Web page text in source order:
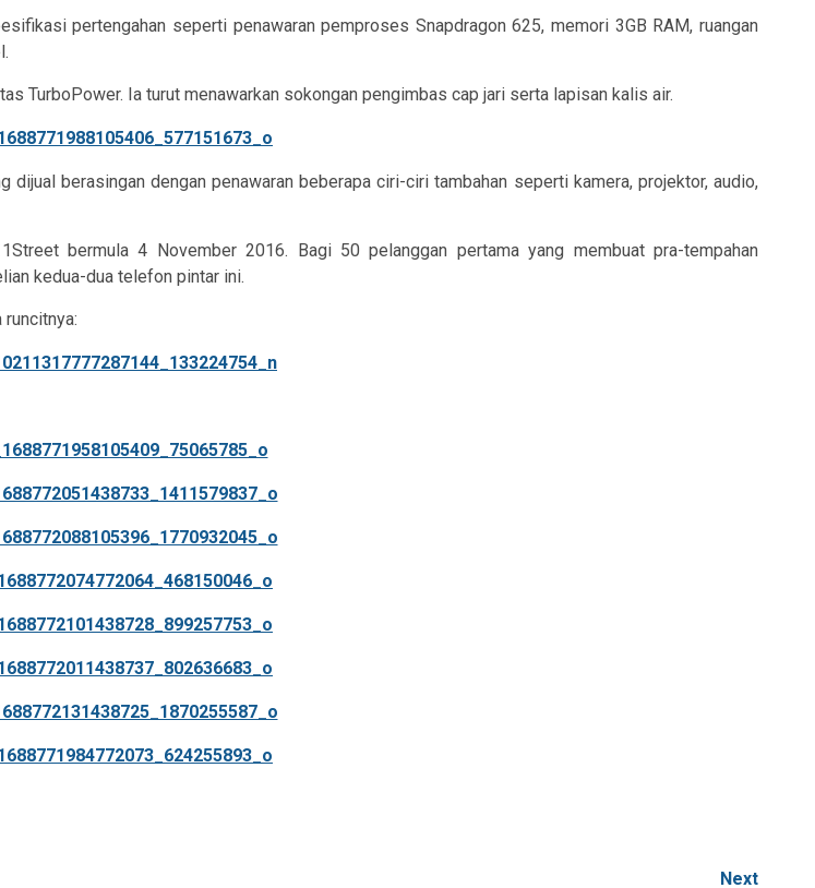
pertengahan seperti penawaran pemproses Snapdragon 625, memori 3GB RAM, ruangan
TurboPower. Ia turut menawarkan sokongan pengimbas cap jari serta lapisan kalis air.
berasingan dengan penawaran beberapa ciri-ciri tambahan seperti kamera, projektor, audio,
bermula 4 November 2016. Bagi 50 pelanggan pertama yang membuat pra-tempahan
kedua-dua telefon pintar ini.
Next